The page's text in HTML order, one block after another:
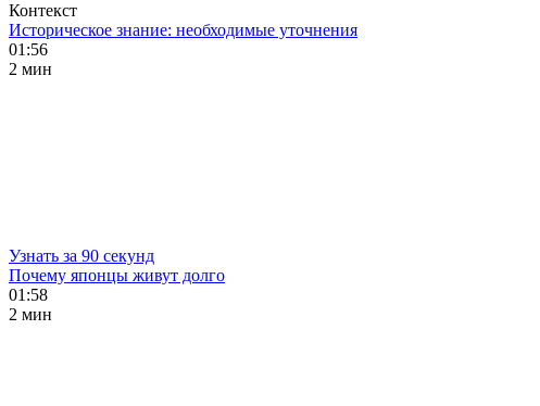
Контекст
Историческое знание: необходимые уточнения
01:56
2 мин
Узнать за 90 секунд
Почему японцы живут долго
01:58
2 мин